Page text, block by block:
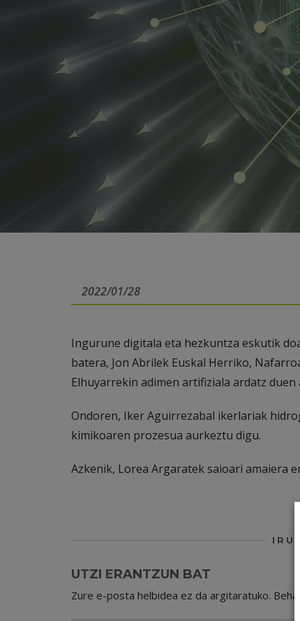
2022/01/28
Ingurune digitala eta hezkuntza eskutik
batera, Jon Abrilek Euskal Herriko,
Elhuyarrekin adimen artifiziala ardatz
Ondoren, Iker Aguirrezabal ikerlariak
kimikoaren prozesua aurkeztu digu.
Azkenik, Lorea Argaratek saioari amaiera
UTZI ERANTZUN BAT
Zure e-posta helbidea ez da argitaratuko.